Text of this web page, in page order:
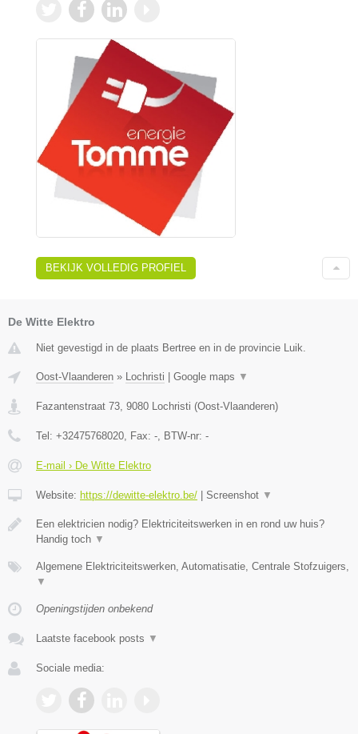
BEKIJK VOLLEDIG PROFIEL
De Witte Elektro
Niet gevestigd in de plaats Bertree en in de provincie Luik.
Oost-Vlaanderen » Lochristi | Google maps ▼
Fazantenstraat 73 9080 Lochristi (Oost-Vlaanderen)
Tel: +32475768020 , Fax: - , BTW-nr: -
E-mail › De Witte Elektro
Website: https://dewitte-elektro.be/ | Screenshot ▼
Een elektricien nodig? Elektriciteitswerken in en rond uw huis?
Handig toch ▼
Algemene Elektriciteitswerken, Automatisatie, Centrale Stofzuigers,
▼
Openingstijden onbekend
Laatste facebook posts ▼
Sociale media: